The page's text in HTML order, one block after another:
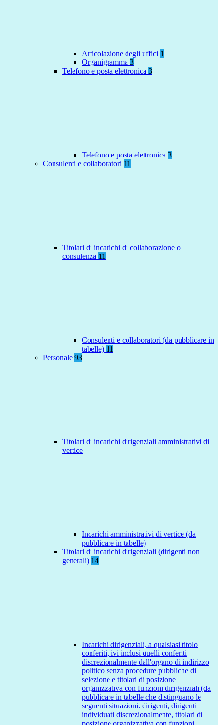
Articolazione degli uffici 1
Organigramma 3
Telefono e posta elettronica 3
Telefono e posta elettronica 3
Consulenti e collaboratori 11
Titolari di incarichi di collaborazione o
consulenza 11
Consulenti e collaboratori (da pubblicare in
tabelle) 11
Personale 93
Titolari di incarichi dirigenziali amministrativi di
vertice
Incarichi amministrativi di vertice (da
pubblicare in tabelle)
Titolari di incarichi dirigenziali (dirigenti non
generali) 14
Incarichi dirigenziali, a qualsiasi titolo
conferiti, ivi inclusi quelli conferiti
discrezionalmente dall'organo di indirizzo
politico senza procedure pubbliche di
selezione e titolari di posizione
organizzativa con funzioni dirigenziali (da
pubblicare in tabelle che distinguano le
seguenti situazioni: dirigenti, dirigenti
individuati discrezionalmente, titolari di